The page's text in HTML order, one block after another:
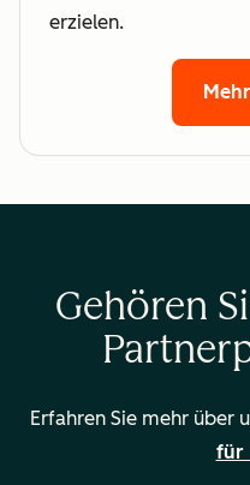
erzielen.
Gehören
Erfahren Sie mehr über
für